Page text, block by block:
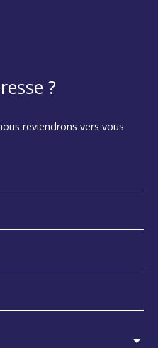
?
reviendrons vers vous